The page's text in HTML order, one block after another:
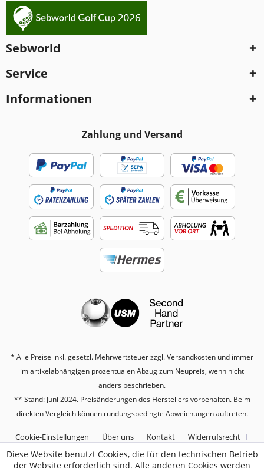
Sebworld
Service
Informationen
Zahlung und Versand
* Alle Preise inkl. gesetzl. Mehrwertsteuer zzgl.Versandkosten und immer
im artikelabhängigen prozentualen Abzug zum Neupreis, wenn nicht
anders beschrieben.
** Stand: Juni 2024. Preisänderungen des Herstellers vorbehalten. Beim
direkten Vergleich können rundungsbedingte Abweichungen auftreten.
Cookie-Einstellungen Über uns Kontakt
Widerrufsrecht
Datenschutz
AGB Impressum
Diese Website benutzt Cookies, die für den technischen Betrieb
der Website erforderlich sind. Alle anderen Cookies werden